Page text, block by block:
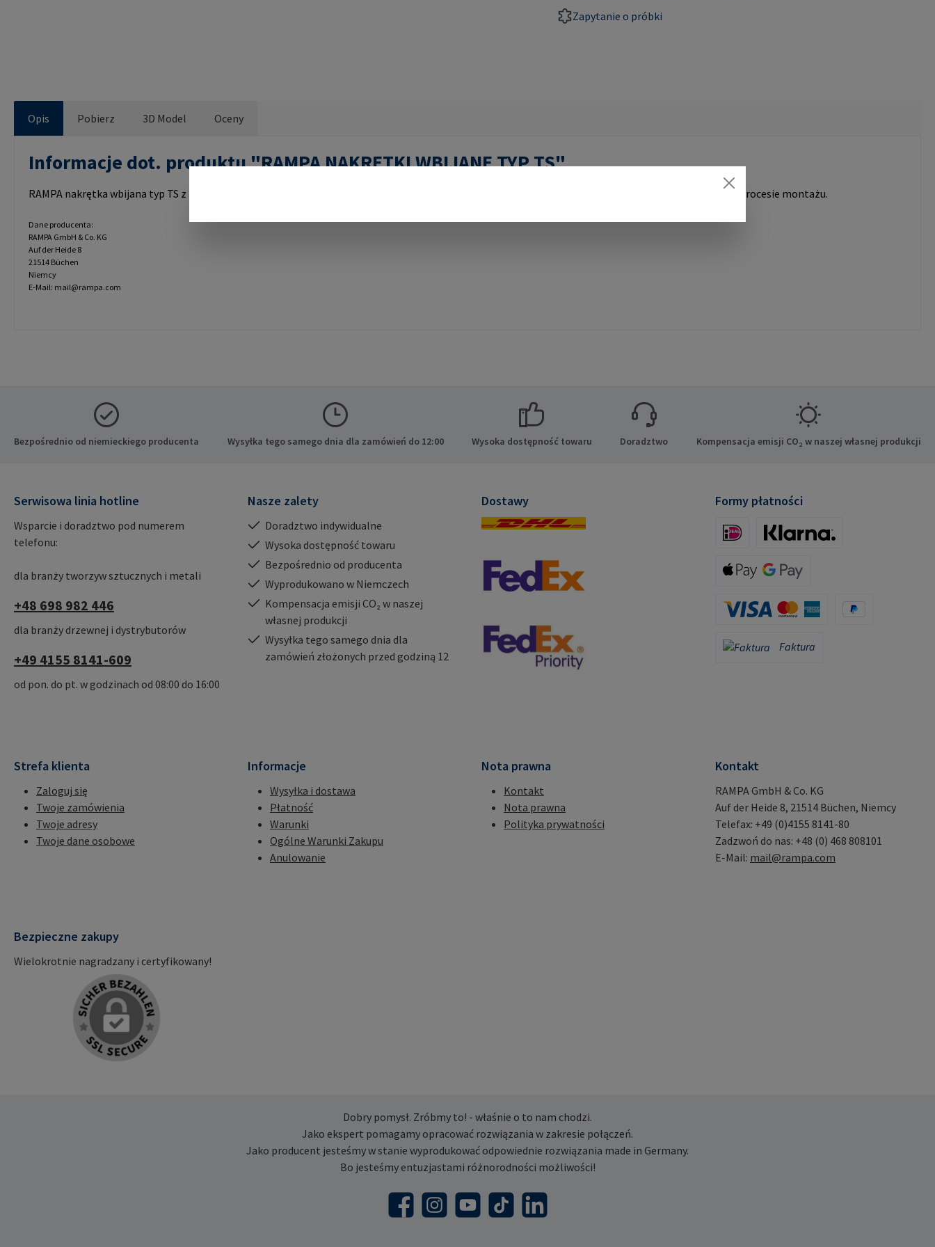
Zapytanie o próbki
Opis Pobierz 3D Model Oceny
Informacje dot. produktu "RAMPA NAKRĘTKI WBIJANE TYP TS"
RAMPA nakrętka wbijana typ TS z kołnierzem, ciągłym gwintem wewnętrznym i radełkowanym trzpieniem. Umożliwia niezawodne pozycjonowanie w procesie montażu.
Dane producenta:
RAMPA GmbH & Co. KG
Auf der Heide 8
21514 Büchen
Niemcy
E-Mail: mail@rampa.com
Bezpośrednio od niemieckiego producenta Wysyłka tego samego dnia dla zamówień do 12:00 Wysoka dostępność towaru Doradztwo Kompensacja emisji CO₂ w naszej własnej produkcji
Serwisowa linia hotline
Wsparcie i doradztwo pod numerem
telefonu:
dla branży tworzyw sztucznych i metali
+48 698 982 446
dla branży drzewnej i dystrybutorów
+49 4155 8141-609
od pon. do pt. w godzinach od 08:00 do 16:00
Nasze zalety
Doradztwo indywidualne
Wysoka dostępność towaru
Bezpośrednio od producenta
Wyprodukowano w Niemczech
Kompensacja emisji CO₂ w naszej
własnej produkcji
Wysyłka tego samego dnia dla
zamówień złożonych przed godziną 12
Dostawy Formy płatności
Faktura
Faktura
Strefa klienta
Zaloguj się
Twoje zamówienia
Twoje adresy
Twoje dane osobowe
Informacje
Wysyłka i dostawa
Płatność
Warunki
Ogólne Warunki Zakupu
Anulowanie
Nota prawna
Kontakt
Nota prawna
Polityka prywatności
Kontakt
RAMPA GmbH & Co. KG
Auf der Heide 8, 21514 Büchen, Niemcy
Telefax: +49 (0)4155 8141-80
Zadzwoń do nas: +48 (0) 468 808101
E-Mail: mail@rampa.com
Bezpieczne zakupy
Wielokrotnie nagradzany i certyfikowany!
Dobry pomysł. Zróbmy to! - właśnie o to nam chodzi.
Jako ekspert pomagamy opracować rozwiązania w zakresie połączeń.
Jako producent jesteśmy w stanie wyprodukować odpowiednie rozwiązania made in Germany.
Bo jesteśmy entuzjastami różnorodności możliwości!
FacebookInstagramYouTubeTikTok LinkedIn